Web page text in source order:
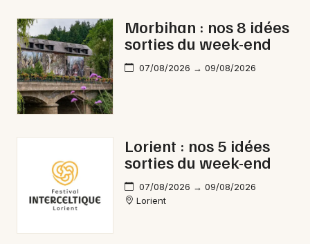
Morbihan : nos 8 idées
sorties du week-end
07/08/2026 → 09/08/2026
Lorient : nos 5 idées
sorties du week-end
07/08/2026 → 09/08/2026
Lorient